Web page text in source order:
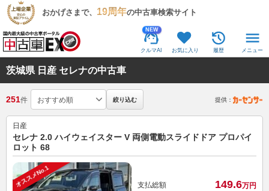
おかげさまで、 19周年の中古車検索サイト
NEW
クルマAI お気に入り 履歴 メニュー
茨城県 日産 セレナの中古車
251件 絞り込む 提供：
日産
セレナ 2.0 ハイウェイスター V 両側電動スライドドア プロパイ
ロット 68
オススメNo.1 支払総額 149.6万円